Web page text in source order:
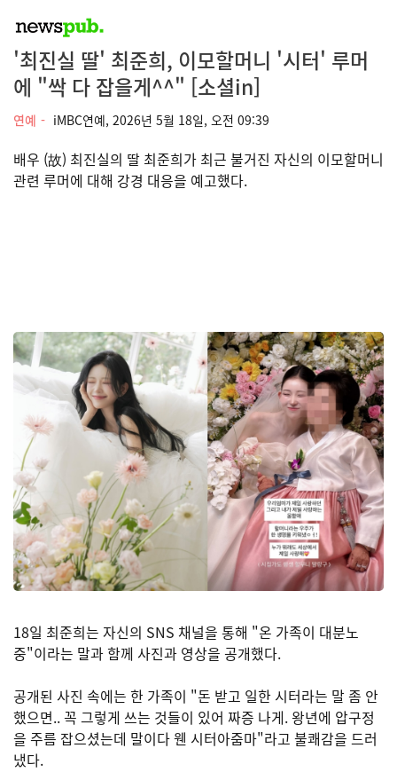
'최진실 딸' 최준희, 이모할머니 '시터' 루머
에 "싹 다 잡을게^^" [소셜in]
연예 iMBC연예, 2026년 5월 18일, 오전 09:39
배우 (故) 최진실의 딸 최준희가 최근 불거진 자신의 이모할머니
관련 루머에 대해 강경 대응을 예고했다.
18일 최준희는 자신의 SNS 채널을 통해 "온 가족이 대분노
중"이라는 말과 함께 사진과 영상을 공개했다.
공개된 사진 속에는 한 가족이 "돈 받고 일한 시터라는 말 좀 안
했으면.. 꼭 그렇게 쓰는 것들이 있어 짜증 나게. 왕년에 압구정
을 주름 잡으셨는데 말이다 웬 시터아줌마"라고 불쾌감을 드러
냈다.